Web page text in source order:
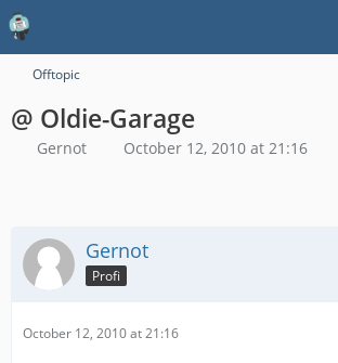
Offtopic
@ Oldie-Garage
Gernot October 12, 2010 at 21:16
Gernot
Profi
October 12, 2010 at 21:16